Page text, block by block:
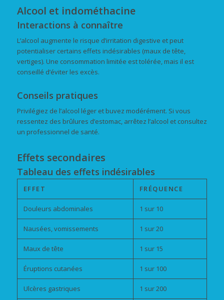
Alcool et indométhacine
Interactions à connaître
L’alcool augmente le risque d’irritation digestive et peut
potentialiser certains effets indésirables (maux de tête,
vertiges). Une consommation limitée est tolérée, mais il est
conseillé d’éviter les excès.
Conseils pratiques
Privilégiez de l’alcool léger et buvez modérément. Si vous
ressentez des brûlures d’estomac, arrêtez l’alcool et consultez
un professionnel de santé.
Effets secondaires
Tableau des effets indésirables
EFFET FRÉQUENCE
Douleurs abdominales 1 sur 10
Nausées, vomissements 1 sur 20
Maux de tête 1 sur 15
Éruptions cutanées 1 sur 100
Ulcères gastriques 1 sur 200